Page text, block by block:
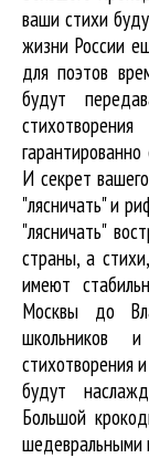
ваши стихи
жизни России
для поэтов
будут
И секрет
"лясничать" и
"лясничать"
страны, а
имеют
Москвы до
школьников
стихотворения
будут
Большой
шедевральными